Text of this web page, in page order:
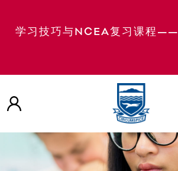
学习技巧与NCEA复习课程——